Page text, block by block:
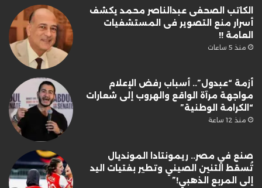
الكاتب الصحفى عبدالناصر محمد يكشف
أسرار منع التصوير فى المستشفيات
العامة !!
منذ 5 ساعات
أزمة “عبدول”.. أسباب رفض الإعلام
مواجهة مرآة الواقع والهروب إلى شعارات
“الكرامة الوطنية”
منذ 12 ساعة
صنع في مصر.. ريمونتادا المونديال
تُسقط التنين الصيني وتطير بفتيات اليد
إلى المربع الذهبي!”